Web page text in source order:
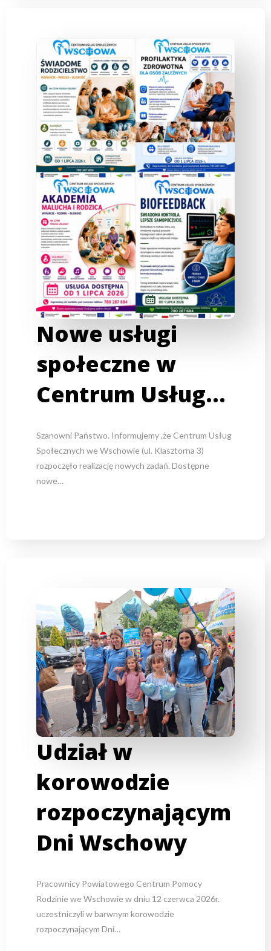
Nowe usługi
społeczne w
Centrum Usług…
Szanowni Państwo. Informujemy ,że Centrum Usług
Społecznych we Wschowie (ul. Klasztorna 3)
rozpoczęło realizację nowych zadań. Dostępne
nowe…
Udział w
korowodzie
rozpoczynającym
Dni Wschowy
Pracownicy Powiatowego Centrum Pomocy
Rodzinie we Wschowie w dniu 12 czerwca 2026r.
uczestniczyli w barwnym korowodzie
rozpoczynającym Dni…